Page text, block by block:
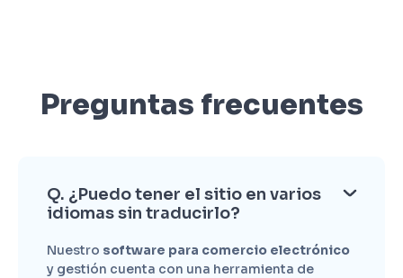
Preguntas frecuentes
Q. ¿Puedo tener el sitio en varios
idiomas sin traducirlo?
Nuestro software para comercio electrónico
y gestión cuenta con una herramienta de